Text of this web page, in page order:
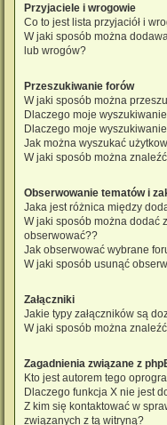
Przyjaciele i wrogowie
Co to jest lista przyjaciół i
W jaki sposób można
lub wrogów?
Przeszukiwanie forów
W jaki sposób można
Dlaczego moje
Dlaczego moje
Jak można wyszukać
W jaki sposób można
Obserwowanie tematów i
Jaka jest różnica między
W jaki sposób można dodać
obserwować??
Jak obserwować wybrane
W jaki sposób usunąć
Załączniki
Jakie typy załączników są
W jaki sposób można
Zagadnienia związane z
Kto jest autorem tego
Dlaczego funkcja X nie jest
Z kim się kontaktować w
związanych z tą witryną?